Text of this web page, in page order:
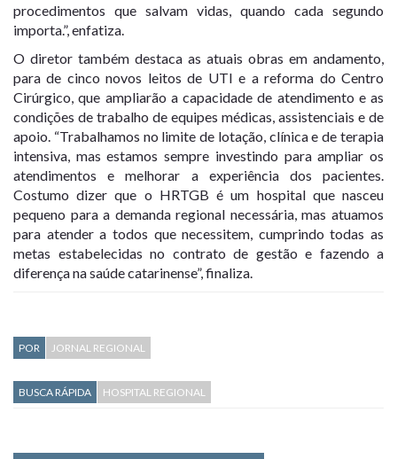
procedimentos que salvam vidas, quando cada segundo
importa.”, enfatiza.
O diretor também destaca as atuais obras em andamento,
para de cinco novos leitos de UTI e a reforma do Centro
Cirúrgico, que ampliarão a capacidade de atendimento e as
condições de trabalho de equipes médicas, assistenciais e de
apoio. “Trabalhamos no limite de lotação, clínica e de terapia
intensiva, mas estamos sempre investindo para ampliar os
atendimentos e melhorar a experiência dos pacientes.
Costumo dizer que o HRTGB é um hospital que nasceu
pequeno para a demanda regional necessária, mas atuamos
para atender a todos que necessitem, cumprindo todas as
metas estabelecidas no contrato de gestão e fazendo a
diferença na saúde catarinense”, finaliza.
POR JORNAL REGIONAL
BUSCA RÁPIDA HOSPITAL REGIONAL